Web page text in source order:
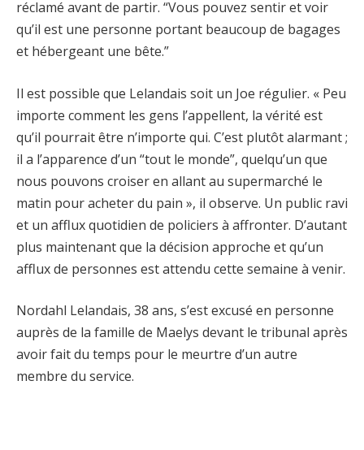
réclamé avant de partir. “Vous pouvez sentir et voir
qu’il est une personne portant beaucoup de bagages
et hébergeant une bête.”
Il est possible que Lelandais soit un Joe régulier. « Peu
importe comment les gens l’appellent, la vérité est
qu’il pourrait être n’importe qui. C’est plutôt alarmant ;
il a l’apparence d’un “tout le monde”, quelqu’un que
nous pouvons croiser en allant au supermarché le
matin pour acheter du pain », il observe. Un public ravi
et un afflux quotidien de policiers à affronter. D’autant
plus maintenant que la décision approche et qu’un
afflux de personnes est attendu cette semaine à venir.
Nordahl Lelandais, 38 ans, s’est excusé en personne
auprès de la famille de Maelys devant le tribunal après
avoir fait du temps pour le meurtre d’un autre
membre du service.